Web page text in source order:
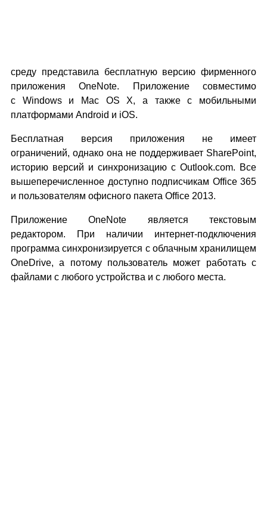
среду представила бесплатную версию фирменного
приложения OneNote. Приложение совместимо
с Windows и Mac OS X, а также с мобильными
платформами Android и iOS.
Бесплатная версия приложения не имеет
ограничений, однако она не поддерживает SharePoint,
историю версий и синхронизацию с Outlook.com. Все
вышеперечисленное доступно подписчикам Office 365
и пользователям офисного пакета Office 2013.
Приложение OneNote является текстовым
редактором. При наличии интернет-подключения
программа синхронизируется с облачным хранилищем
OneDrive, а потому пользователь может работать с
файлами с любого устройства и с любого места.